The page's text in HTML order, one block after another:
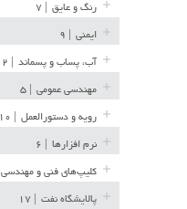
رنگ و عایق
ایمنی
آب، پساب و پسماند
مهندسی عمومی
رویه و دستورالعمل
نرم افزارها
کلیپ‌های فنی و مهندسی
پالایشگاه نفت